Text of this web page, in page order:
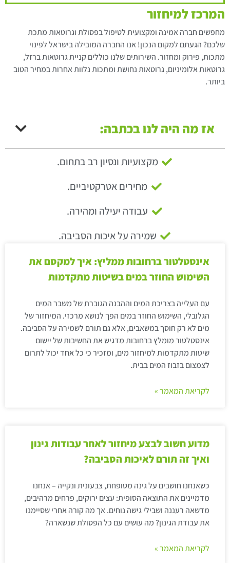
המרכז למיחזור
מחפשים חברה אמינה ומקצועית לטיפול בפסולת וגרוטאות מתכת
שלכם? הגעתם למקום הנכון! אנו החברה המובילה בישראל לפינוי
מתכות, פירוק ומחזור. השירותים שלנו כוללים קניית גרוטאות ברזל,
גרוטאות אלומיניום, גרוטאות נחושת ומתכות נלוות אחרות במחיר הטוב
ביותר.
אז מה היה לנו בכתבה:
מקצועיות ונסיון רב בתחום.
מחירים אטרקטיביים.
עבודה יעילה ומהירה.
שמירה על איכות הסביבה.
אינסטלטור ברחובות ממליץ: איך למקסם את
השימוש החוזר במים בשיטות מתקדמות
עם העלייה בצריכת המים וההבנה הגוברת של משבר המים
הגלובלי, השימוש החוזר במים הפך לנושא מרכזי. המיחזור של
מים לא רק חוסך במשאבים, אלא גם תורם לשמירה על הסביבה.
אינסטלטור מומלץ ברחובות מדגיש את החשיבות של יישום
שיטות מתקדמות למיחזור מים, ומזכיר כי כל אחד יכול לתרום
לצמצום בזבוז המים בבית.
לקריאת המאמר »
מדוע חשוב לבצע מיחזור לאחר עבודות גינון
ואיך זה תורם לאיכות הסביבה?
כשאנחנו חושבים על גינה מטופחת, צבעונית ונקייה – אנחנו
מדמיינים את התוצאה הסופית: עצים ירוקים, פרחים מרהיבים,
מדשאה רעננה ושבילי גישה נוחים. אך מה קורה אחרי שסיימנו
את עבודת הגינון? מה עושים עם כל הפסולת שנשארה?
לקריאת המאמר »